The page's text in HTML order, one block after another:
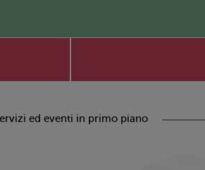
ed eventi in primo piano